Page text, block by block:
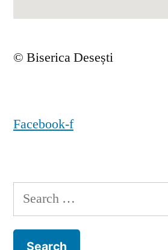
© Biserica Desești
Facebook-f
Search
for: